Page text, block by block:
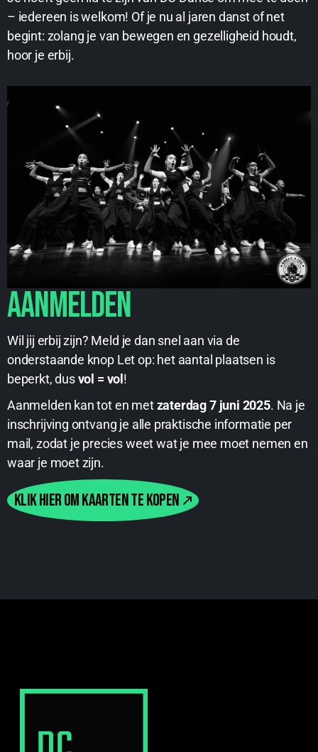
– iedereen is welkom! Of je nu al jaren danst of net
begint: zolang je van bewegen en gezelligheid houdt,
hoor je erbij.
Aanmelden
Wil jij erbij zijn? Meld je dan snel aan via de
onderstaande knop Let op: het aantal plaatsen is
beperkt, dusvol = vol !
Aanmelden kan tot en metzaterdag 7 juni 2025. Na je
inschrijving ontvang je alle praktische informatie per
mail, zodat je precies weet wat je mee moet nemen en
waar je moet zijn.
KLIK HIER OM KAARTEN TE KOPEN